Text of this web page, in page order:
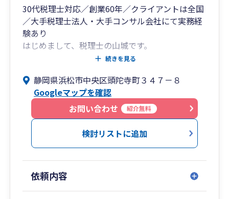
30代税理士対応／創業60年／クライアントは全国
／大手税理士法人・大手コンサル会社にて実務経
験あり
はじめまして、税理士の山城です。
創業60年続く会計事務所として地元企業の経営を
最近ではテレワークが浸透し、全国にクライアン
トが増えつつあります。
顧問業務が中心でして、毎月社長とは必ずお会い
しています。
何気ない会話から思ってもみない課題が見つか
り、その課題を専門的視点で解決するように一つ
応えることはできます。
遠慮なくご相談いただければと思います。
続きを見る
静岡県浜松市中央区頭陀寺町３４７－８
Googleマップを確認
お問い合わせ
紹介無料
検討リストに追加
依頼内容